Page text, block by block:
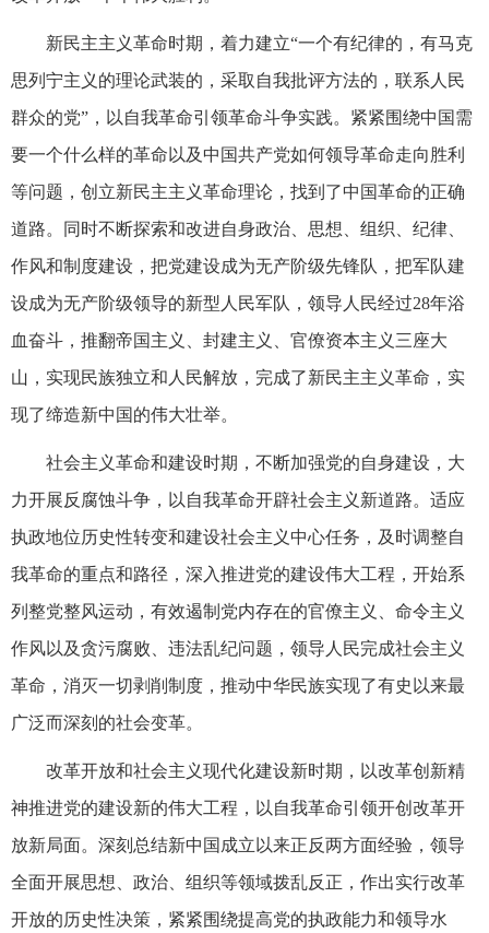
新民主主义革命时期，着力建立“一个有纪律的，有马克
思列宁主义的理论武装的，采取自我批评方法的，联系人民
群众的党”，以自我革命引领革命斗争实践。紧紧围绕中国需
要一个什么样的革命以及中国共产党如何领导革命走向胜利
等问题，创立新民主主义革命理论，找到了中国革命的正确
道路。同时不断探索和改进自身政治、思想、组织、纪律、
作风和制度建设，把党建设成为无产阶级先锋队，把军队建
设成为无产阶级领导的新型人民军队，领导人民经过28年浴
血奋斗，推翻帝国主义、封建主义、官僚资本主义三座大
山，实现民族独立和人民解放，完成了新民主主义革命，实
现了缔造新中国的伟大壮举。
社会主义革命和建设时期，不断加强党的自身建设，大
力开展反腐蚀斗争，以自我革命开辟社会主义新道路。适应
执政地位历史性转变和建设社会主义中心任务，及时调整自
我革命的重点和路径，深入推进党的建设伟大工程，开始系
列整党整风运动，有效遏制党内存在的官僚主义、命令主义
作风以及贪污腐败、违法乱纪问题，领导人民完成社会主义
革命，消灭一切剥削制度，推动中华民族实现了有史以来最
广泛而深刻的社会变革。
改革开放和社会主义现代化建设新时期，以改革创新精
神推进党的建设新的伟大工程，以自我革命引领开创改革开
放新局面。深刻总结新中国成立以来正反两方面经验，领导
全面开展思想、政治、组织等领域拨乱反正，作出实行改革
开放的历史性决策，紧紧围绕提高党的执政能力和领导水